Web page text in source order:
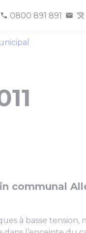
0800 891 891
communal
à basse tension,